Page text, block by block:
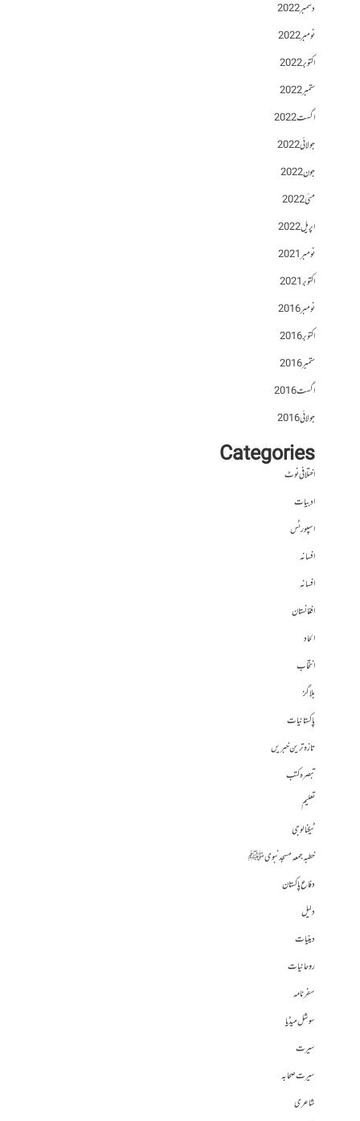
دسمبر 2022
نومبر 2022
اکتوبر 2022
ستمبر 2022
اگست 2022
جولائی 2022
جون 2022
مئی 2022
اپریل 2022
نومبر 2021
اکتوبر 2021
نومبر 2016
اکتوبر 2016
ستمبر 2016
اگست 2016
جولائی 2016
Categories
اختلافی نوٹ
ادبیات
اسپورٹس
افسانہ
افسانہ
افغانستان
الحاد
انتخاب
بلاگز
پاکستانیات
تازہ ترین خبریں
تبصرہ کتب
تعلیم
ٹیکنالوجی
خطبہ جمعہ مسجد نبوی ﷺ
دفاع پاکستان
دلیل
دینیات
روحانیات
سفرنامہ
سوشل میڈیا
سیرت
سیرت صحابہ
شاعری